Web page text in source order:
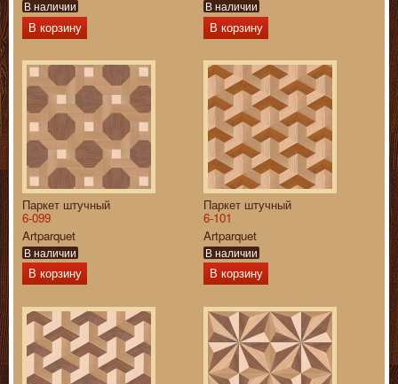
В наличии
В корзину
В наличии
В корзину
Паркет штучный
6-099
Artparquet
В наличии
В корзину
Паркет штучный
6-101
Artparquet
В наличии
В корзину